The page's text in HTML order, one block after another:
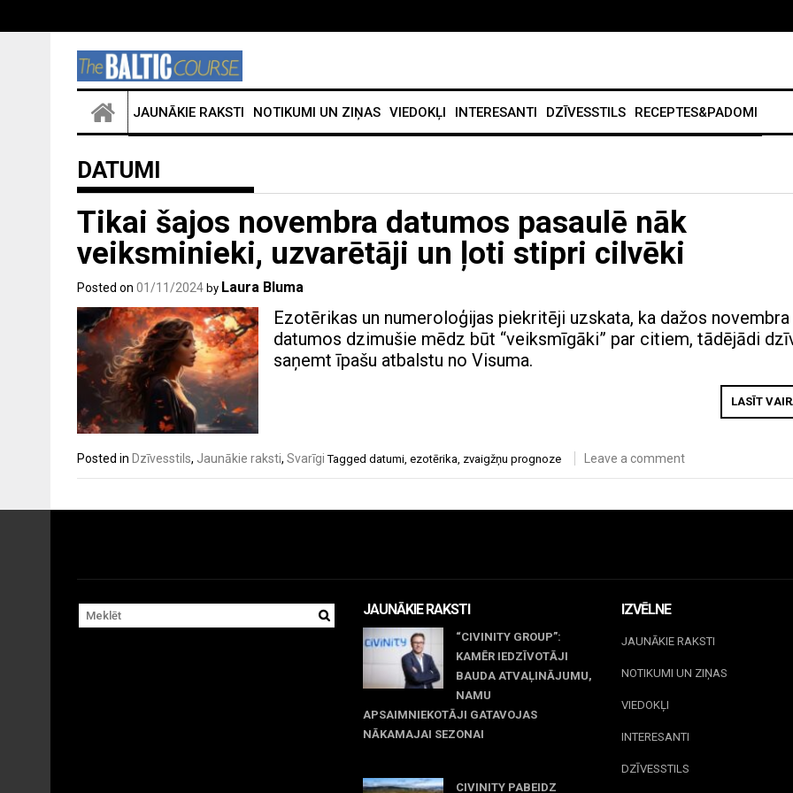
JAUNĀKIE RAKSTI NOTIKUMI UN ZIŅAS VIEDOKĻI INTERESANTI DZĪVESSTILS RECEPTES&PADOMI
DATUMI
Tikai šajos novembra datumos pasaulē nāk
veiksminieki, uzvarētāji un ļoti stipri cilvēki
Posted on 01/11/2024 by Laura Bluma
Ezotērikas un numeroloģijas piekritēji uzskata, ka dažos novembra
datumos dzimušie mēdz būt “veiksmīgāki” par citiem, tādējādi
saņemt īpašu atbalstu no Visuma.
LASĪT
Posted in Dzīvesstils, Jaunākie raksti, Svarīgi Tagged datumi, ezotērika, zvaigžņu prognoze Leave a comment
JAUNĀKIE RAKSTI
“CIVINITY GROUP”:
KAMĒR IEDZĪVOTĀJI
BAUDA ATVAĻINĀJUMU,
NAMU
APSAIMNIEKOTĀJI GATAVOJAS
NĀKAMAJAI SEZONAI
CIVINITY PABEIDZ
IZVĒLNE
JAUNĀKIE RAKSTI
NOTIKUMI UN ZIŅAS
VIEDOKĻI
INTERESANTI
DZĪVESSTILS